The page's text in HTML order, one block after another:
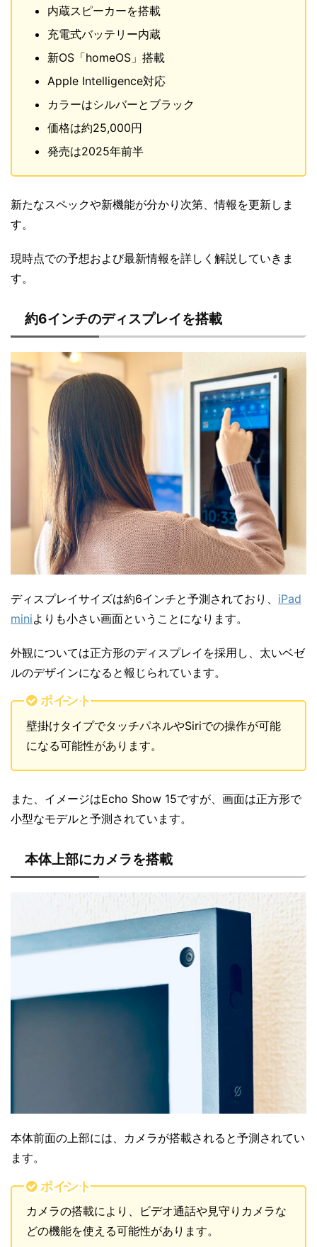
内蔵スピーカーを搭載
充電式バッテリー内蔵
新OS「homeOS」搭載
Apple Intelligence対応
カラーはシルバーとブラック
価格は約25,000円
発売は2025年前半
新たなスペックや新機能が分かり次第、情報を更新しま
す。
現時点での予想および最新情報を詳しく解説していきま
す。
約6インチのディスプレイを搭載
ディスプレイサイズは約6インチと予測されており、 iPad
miniよりも小さい画面ということになります。
外観については正方形のディスプレイを採用し、太いベゼ
ルのデザインになると報じられています。
ポイント
壁掛けタイプでタッチパネルやSiriでの操作が可能
になる可能性があります。
また、イメージはEcho Show 15ですが、画面は正方形で
小型なモデルと予測されています。
本体上部にカメラを搭載
本体前面の上部には、カメラが搭載されると予測されてい
ます。
ポイント
カメラの搭載により、ビデオ通話や見守りカメラな
どの機能を使える可能性があります。